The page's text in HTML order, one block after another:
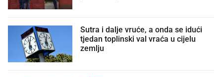
Sutra i dalje vruće, a onda se idući
tjedan toplinski val vraća u cijelu
zemlju